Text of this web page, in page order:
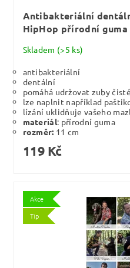
Antibakteriální
HipHop přírodní guma
Skladem (>5 ks)
antibakteriální
dentální
pomáhá udržovat zuby
lze naplnit například
lízání uklidňuje vašeho
materiál: přírodní guma
rozměr: 11 cm
119 Kč
Akce
Tip